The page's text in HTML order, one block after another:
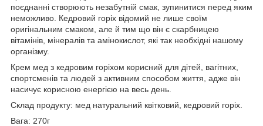
поєднанні створюють незабутній смак, зупинитися перед яким
неможливо. Кедровий горіх відомий не лише своїм
оригінальним смаком, але й тим що він є скарбницею
вітамінів, мінералів та амінокислот, які так необхідні нашому
організму.
Крем мед з кедровим горіхом корисний для дітей, вагітних,
спортсменів та людей з активним способом життя, адже він
насичує корисною енергією на весь день.
Склад продукту: мед натуральний квітковий, кедровий горіх.
Вага: 270г